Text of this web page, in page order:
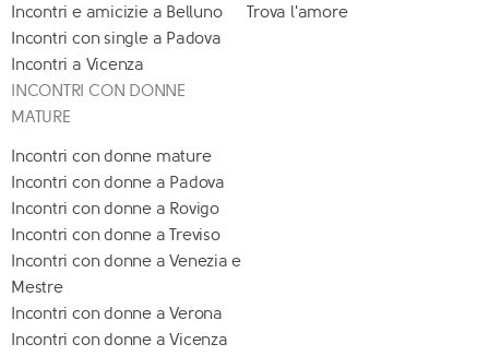
Incontri e amicizie a Belluno
Incontri con single a Padova
Incontri a Vicenza
Trova l'amore
INCONTRI CON DONNE
MATURE
Incontri con donne mature
Incontri con donne a Padova
Incontri con donne a Rovigo
Incontri con donne a Treviso
Incontri con donne a Venezia e
Mestre
Incontri con donne a Verona
Incontri con donne a Vicenza